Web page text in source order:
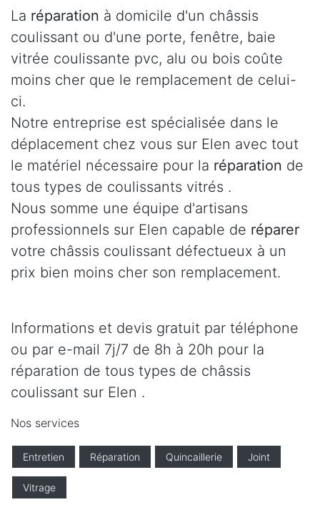
La réparation à domicile d'un châssis
coulissant ou d'une porte, fenêtre, baie
vitrée coulissante pvc, alu ou bois coûte
moins cher que le remplacement de celui-
ci.
Notre entreprise est spécialisée dans le
déplacement chez vous sur Elen avec tout
le matériel nécessaire pour la réparation de
tous types de coulissants vitrés .
Nous somme une équipe d'artisans
professionnels sur Elen capable de réparer
votre châssis coulissant défectueux à un
prix bien moins cher son remplacement.
Informations et devis gratuit par téléphone
ou par e-mail 7j/7 de 8h à 20h pour la
réparation de tous types de châssis
coulissant sur Elen .
Nos services
Entretien Réparation Quincaillerie Joint
Vitrage